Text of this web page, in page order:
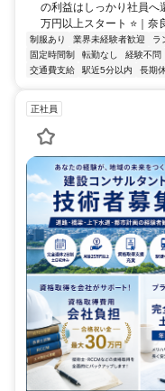
の利益はしっかり社員へ
万円以上スタート ⭐｜奈
制服あり 業界未経験者歓迎 ラ
固定時間制
転勤なし 経験不問
交通費支給
駅近5分以内 長期
正社員